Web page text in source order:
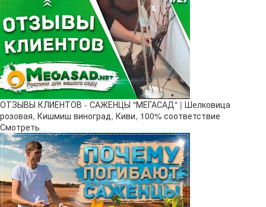
ОТЗЫВЫ КЛИЕНТОВ - САЖЕНЦЫ "МЕГАСАД" | Шелковица
розовая, Кишмиш виноград, Киви, 100% соответствие
Смотреть